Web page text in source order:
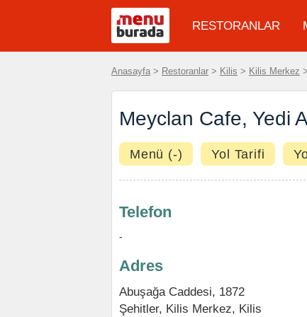
RESTORANLAR
Anasayfa > Restoranlar > Kilis > Kilis Merkez >
Meyclan Cafe, Yedi
Menü (-) Yol Tarifi
Telefon
-
Adres
Abuşağa Caddesi, 1872
Şehitler, Kilis Merkez, Kilis